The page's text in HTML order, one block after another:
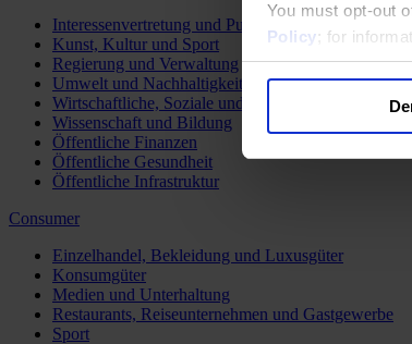
You must opt-out
Policy; for
Interessenvertretung und Public Affairs
Kunst, Kultur und Sport
Regierung und Verwaltung
Umwelt und Nachhaltigkeit
Wirtschaftliche, Soziale und Humanitäre
Wissenschaft und Bildung
Öffentliche Finanzen
Öffentliche Gesundheit
Öffentliche Infrastruktur
Consumer
Einzelhandel, Bekleidung und Luxusgüter
Konsumgüter
Medien und Unterhaltung
Restaurants, Reiseunternehmen und Gastgewerbe
Sport